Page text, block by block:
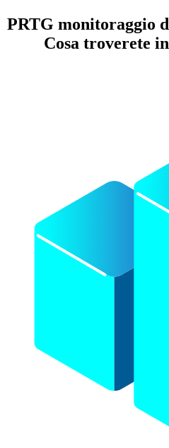
PRTG monitoraggio
Cosa troverete